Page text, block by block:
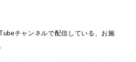
チャンネルで配信している、お施